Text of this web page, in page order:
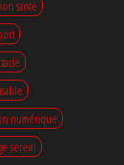
santé
numérique
serein